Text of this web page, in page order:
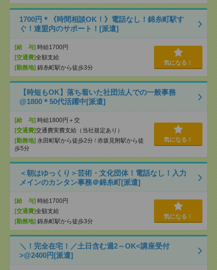
1700円＊《時間相談OK！》電話なし！錦糸町駅す
ぐ！連盟内のサポート！[派遣]
[給 与] 時給1700円
[交通費]全額支給
[勤務地] 錦糸町駅から徒歩3分
気になる！
【時短もOK】落ち着いた社団法人での一般事務
@1800＊50代活躍中[派遣]
[給 与] 時給1800円＋交
[交通費]交通費実費支給（当社規定あり）
[勤務地] 永田町駅から徒歩2分 / 赤坂見附駅から徒
歩5分
気になる！
＜朝はゆっくり＞芸術・文化団体！電話なし！入力
メインのカンタン事務＠錦糸町[派遣]
[給 与] 時給1700円
[交通費]全額支給
[勤務地] 錦糸町駅から徒歩3分
気になる！
＼！完全在宅！／土日含む週2～OK<講座受付
>@2400円[派遣]